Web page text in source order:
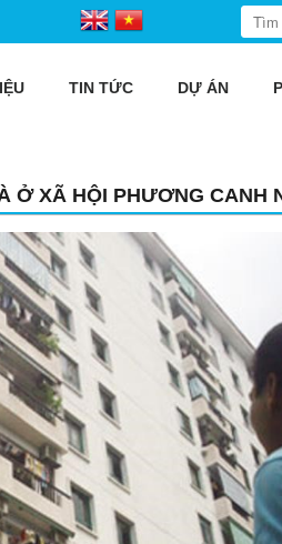
TIN TỨC DỰ ÁN
Ở XÃ HỘI PHƯƠNG CANH